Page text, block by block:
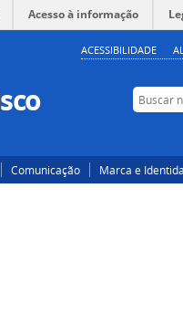
Acesso à informação
ACESSIBILIDADE
Buscar no
Comunicação Marca e